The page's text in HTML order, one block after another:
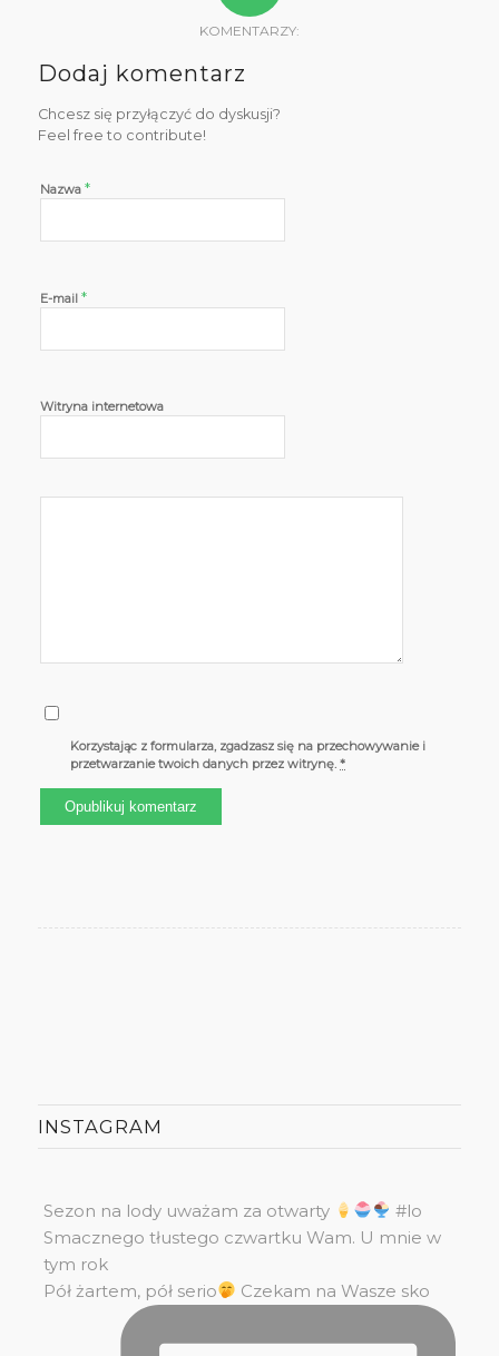
KOMENTARZY:
Dodaj komentarz
Chcesz się przyłączyć do dyskusji?
Feel free to contribute!
Nazwa *
E-mail *
Witryna internetowa
Korzystając z formularza, zgadzasz się na przechowywanie i
przetwarzanie twoich danych przez witrynę.*
INSTAGRAM
Sezon na lody uważam za otwarty
#lo
Smacznego tłustego czwartku Wam. U mnie w
tym rok
Pół żartem, pół serio
Czekam na Wasze sko